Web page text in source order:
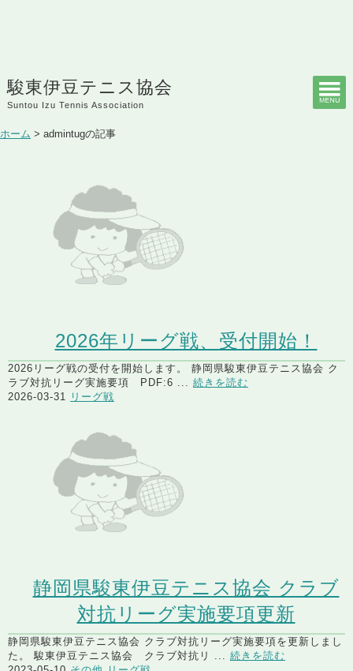
駿東伊豆テニス協会
Suntou Izu Tennis Association
ホーム > admintugの記事
2026年リーグ戦、受付開始！
2026リーグ戦の受付を開始します。 静岡県駿東伊豆テニス協会 ク
ラブ対抗リーグ実施要項 PDF:6 ... 続きを読む
2026-03-31 リーグ戦
静岡県駿東伊豆テニス協会 クラブ
対抗リーグ実施要項更新
静岡県駿東伊豆テニス協会 クラブ対抗リーグ実施要項を更新しまし
た。 駿東伊豆テニス協会 クラブ対抗リ ... 続きを読む